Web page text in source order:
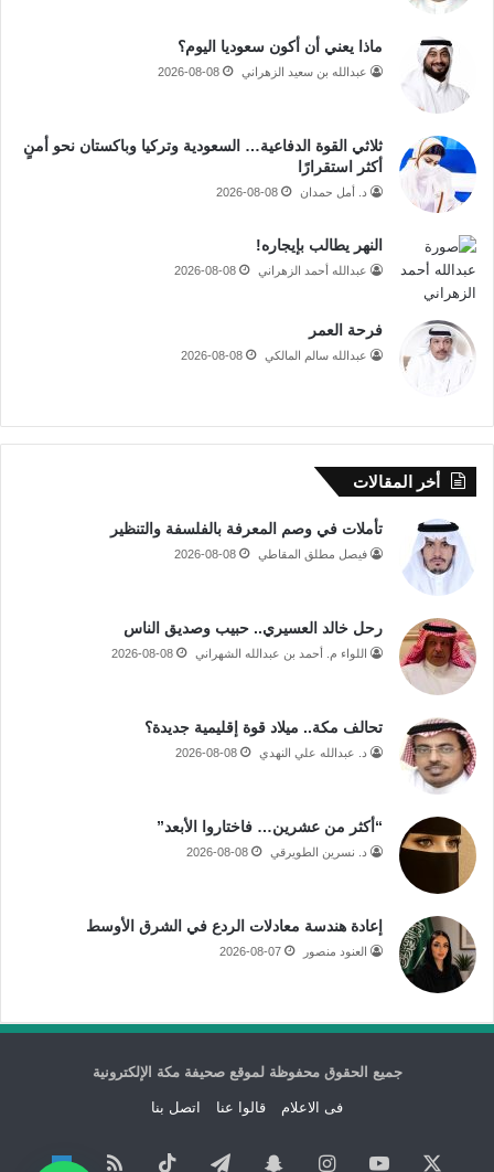
ماذا يعني أن أكون سعوديا اليوم؟
عبدالله بن سعيد الزهراني 2026-08-08
ثلاثي القوة الدفاعية… السعودية وتركيا وباكستان نحو أمنٍ
أكثر استقرارًا
د. أمل حمدان 2026-08-08
النهر يطالب بإيجاره!
عبدالله أحمد الزهراني 2026-08-08
فرحة العمر
عبدالله سالم المالكي 2026-08-08
أخر المقالات
تأملات في وصم المعرفة بالفلسفة والتنظير
فيصل مطلق المقاطي 2026-08-08
رحل خالد العسيري.. حبيب وصديق الناس
اللواء م. أحمد بن عبدالله الشهراني 2026-08-08
تحالف مكة.. ميلاد قوة إقليمية جديدة؟
د. عبدالله علي النهدي 2026-08-08
“أكثر من عشرين… فاختاروا الأبعد”
د. نسرين الطويرقي 2026-08-08
إعادة هندسة معادلات الردع في الشرق الأوسط
العنود منصور 2026-08-07
جميع الحقوق محفوظة لموقع صحيفة مكة الإلكترونية
فى الاعلام قالوا عنا اتصل بنا
‫YouTubeانستقرامسناب تيلقرام ‫TikTok ملخص